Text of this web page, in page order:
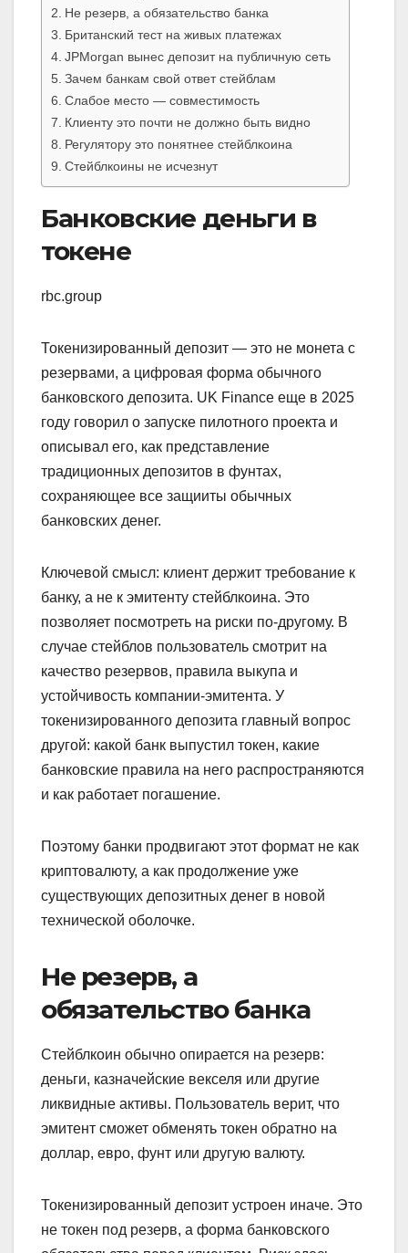
Не резерв, а обязательство банка
Британский тест на живых платежах
JPMorgan вынес депозит на публичную сеть
Зачем банкам свой ответ стейблам
Слабое место — совместимость
Клиенту это почти не должно быть видно
Регулятору это понятнее стейблкоина
Стейблкоины не исчезнут
Банковские деньги в
токене
rbc.group
Токенизированный депозит — это не монета с
резервами, а цифровая форма обычного
банковского депозита. UK Finance еще в 2025
году говорил о запуске пилотного проекта и
описывал его, как представление
традиционных депозитов в фунтах,
сохраняющее все защииты обычных
банковских денег.
Ключевой смысл: клиент держит требование к
банку, а не к эмитенту стейблкоина. Это
позволяет посмотреть на риски по-другому. В
случае стейблов пользователь смотрит на
качество резервов, правила выкупа и
устойчивость компании-эмитента. У
токенизированного депозита главный вопрос
другой: какой банк выпустил токен, какие
банковские правила на него распространяются
и как работает погашение.
Поэтому банки продвигают этот формат не как
криптовалюту, а как продолжение уже
существующих депозитных денег в новой
технической оболочке.
Не резерв, а
обязательство банка
Стейблкоин обычно опирается на резерв:
деньги, казначейские векселя или другие
ликвидные активы. Пользователь верит, что
эмитент сможет обменять токен обратно на
доллар, евро, фунт или другую валюту.
Токенизированный депозит устроен иначе. Это
не токен под резерв, а форма банковского